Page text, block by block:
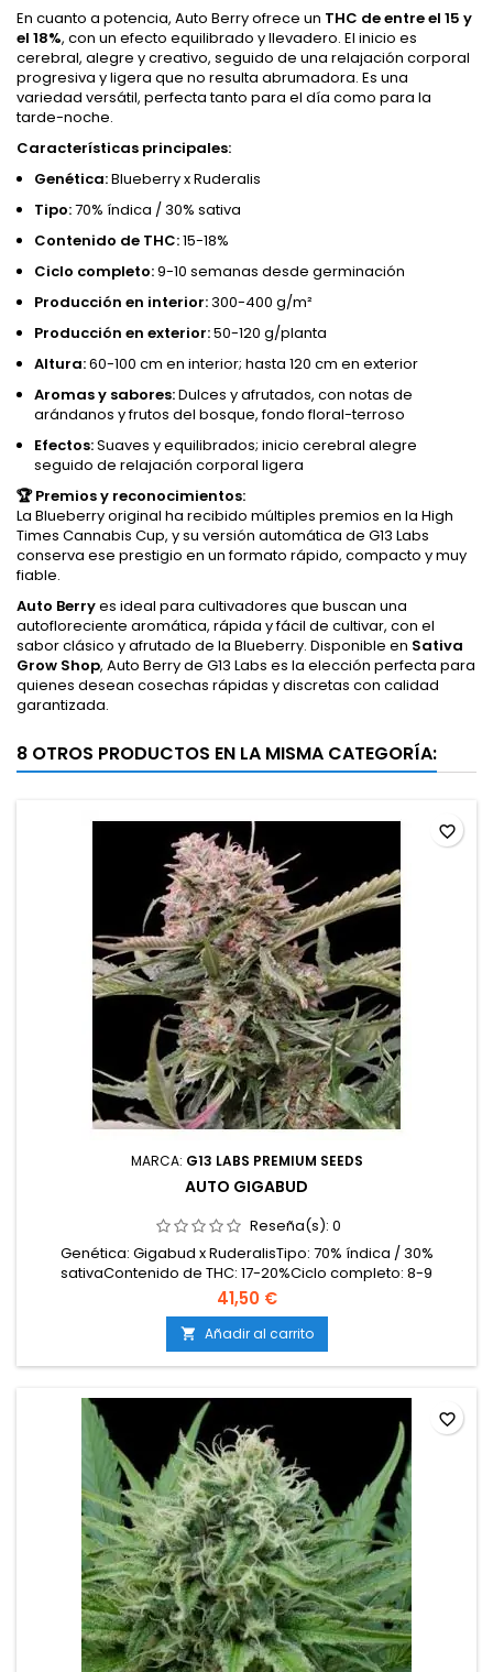
En cuanto a potencia, Auto Berry ofrece un THC de entre el 15 y
el 18%, con un efecto equilibrado y llevadero. El inicio es
cerebral, alegre y creativo, seguido de una relajación corporal
progresiva y ligera que no resulta abrumadora. Es una
variedad versátil, perfecta tanto para el día como para la
tarde-noche.
Características principales:
Genética:Blueberry x Ruderalis
Tipo:70% índica / 30% sativa
Contenido de THC:15-18%
Ciclo completo:9-10 semanas desde germinación
Producción en interior:300-400 g/m²
Producción en exterior:50-120 g/planta
Altura:60-100 cm en interior; hasta 120 cm en exterior
Aromas y sabores:Dulces y afrutados, con notas de
arándanos y frutos del bosque, fondo floral-terroso
Efectos:Suaves y equilibrados; inicio cerebral alegre
seguido de relajación corporal ligera
🏆 Premios y reconocimientos:
La Blueberry original ha recibido múltiples premios en la High
Times Cannabis Cup, y su versión automática de G13 Labs
conserva ese prestigio en un formato rápido, compacto y muy
fiable.
Auto Berryes ideal para cultivadores que buscan una
autofloreciente aromática, rápida y fácil de cultivar, con el
sabor clásico y afrutado de la Blueberry. Disponible en Sativa
Grow Shop, Auto Berry de G13 Labs es la elección perfecta para
quienes desean cosechas rápidas y discretas con calidad
garantizada.
8 OTROS PRODUCTOS EN LA MISMA CATEGORÍA:
MARCA: G13 LABS PREMIUM SEEDS
AUTO GIGABUD
Reseña(s): 0
Genética: Gigabud x RuderalisTipo: 70% índica / 30%
sativaContenido de THC: 17-20%Ciclo completo: 8-9
semanas desde germinaciónProducción en interior: 400-
500 g/m²Producción en exterior: 70-130 g/plantaAltura: 70-
100 cm en interior; hasta 120 cm en exteriorAromas y
sabores: Dulces y afrutados con matices terrosos y
especiados...
41,50 €
 Añadir al carrito
favorite_border
favorite_border